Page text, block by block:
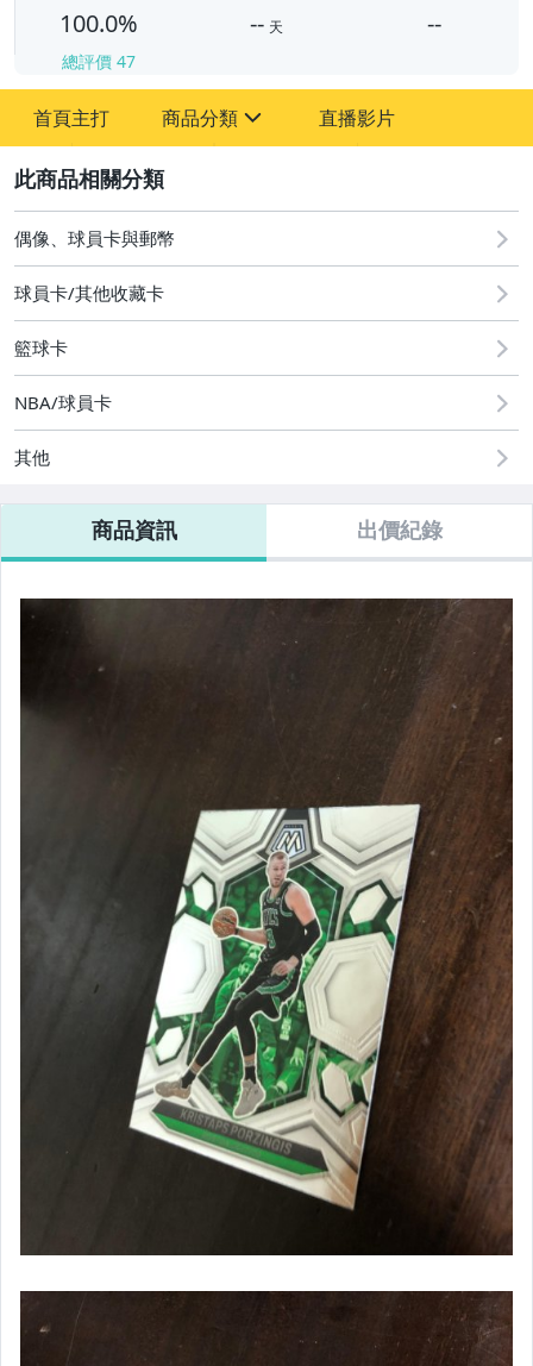
100.0%
總評價 47
-- 天 --
首頁主打 商品分類
偶像、球員卡與郵幣
直播影片
偶像、球員卡與郵幣
球員卡/其他收藏卡
籃球卡
NBA/球員卡
其他
商品資訊 出價紀錄